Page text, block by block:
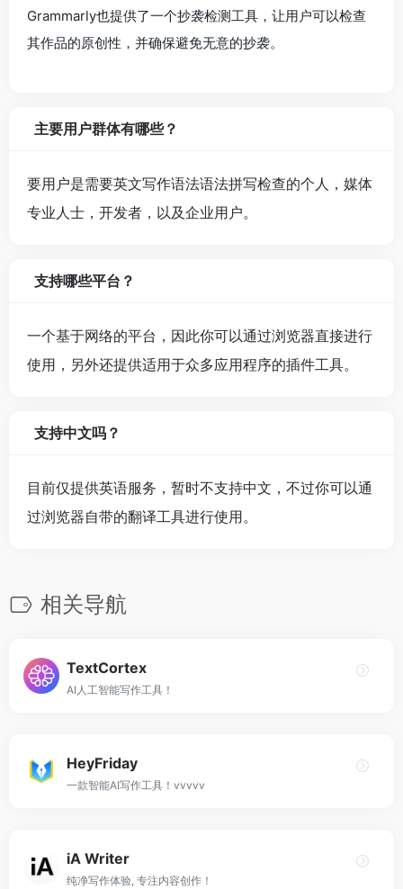
Grammarly也提供了一个抄袭检测工具，让用户可以检查
其作品的原创性，并确保避免无意的抄袭。
主要用户群体有哪些？
要用户是需要英文写作语法语法拼写检查的个人，媒体
专业人士，开发者，以及企业用户。
支持哪些平台？
一个基于网络的平台，因此你可以通过浏览器直接进行
使用，另外还提供适用于众多应用程序的插件工具。
支持中文吗？
目前仅提供英语服务，暂时不支持中文，不过你可以通
过浏览器自带的翻译工具进行使用。
相关导航
TextCortex
AI人工智能写作工具！
HeyFriday
一款智能AI写作工具！vvvvv
iA Writer
纯净写作体验, 专注内容创作！